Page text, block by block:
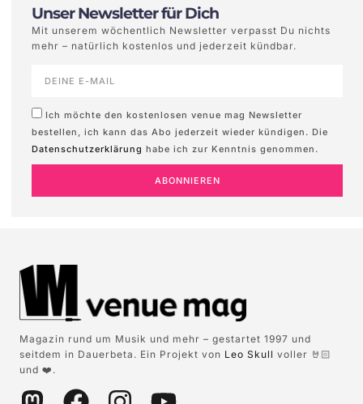
Unser Newsletter für Dich
Mit unserem wöchentlich Newsletter verpasst Du nichts
mehr – natürlich kostenlos und jederzeit kündbar.
Ich möchte den kostenlosen venue mag Newsletter
bestellen, ich kann das Abo jederzeit wieder kündigen. Die
Datenschutzerklärung habe ich zur Kenntnis genommen.
ABONNIEREN
Magazin rund um Musik und mehr – gestartet 1997 und
seitdem in Dauerbeta. Ein Projekt von Leo Skull voller 🤘🏻
und ❤️.